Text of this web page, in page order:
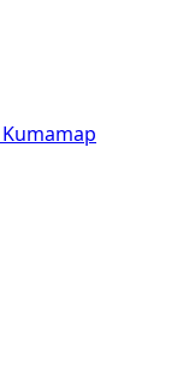
Kumamap